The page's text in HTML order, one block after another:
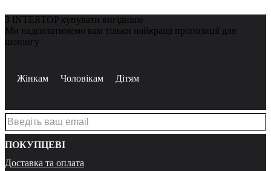
З INTERTOP купувати вигідніше
Ми надсилатимемо вам тільки найкращі пропозиції для
шопінгу
Жінкам Чоловікам Дітям
ПОКУПЦЕВІ
Доставка та оплата